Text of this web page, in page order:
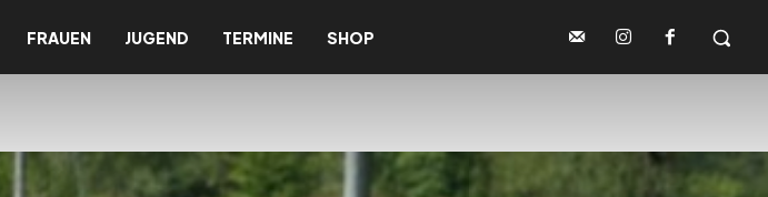
FRAUEN JUGEND TERMINE SHOP